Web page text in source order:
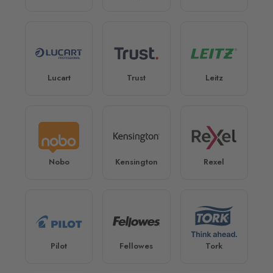
Lucart Trust Leitz
Nobo Kensington Rexel
Pilot Fellowes Tork